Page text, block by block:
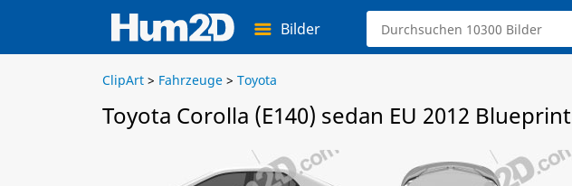
Bilder
ClipArt > Fahrzeuge > Toyota
Toyota Corolla (E140) sedan EU 2012 Blueprint